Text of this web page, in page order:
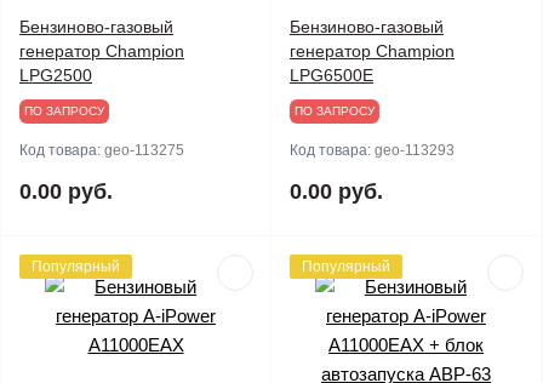
Бензиново-газовый
генератор Champion
LPG2500
ПО ЗАПРОСУ
Код товара: geo-113275
0.00 руб.
Бензиново-газовый
генератор Champion
LPG6500E
ПО ЗАПРОСУ
Код товара: geo-113293
0.00 руб.
Популярный Популярный